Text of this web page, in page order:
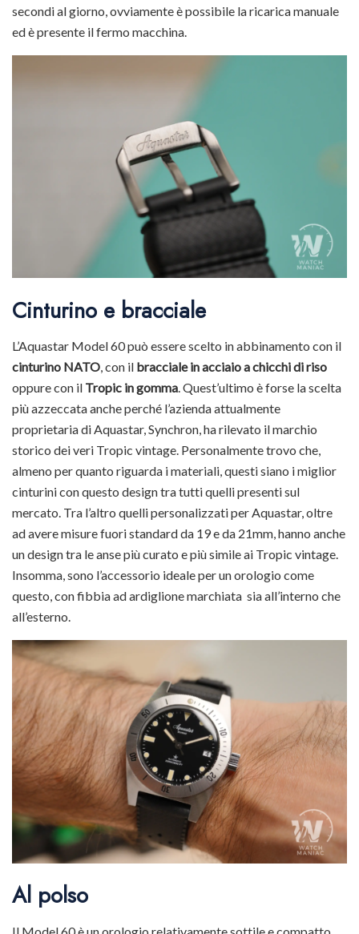
secondi al giorno, ovviamente è possibile la ricarica manuale
ed è presente il fermo macchina.
Cinturino e bracciale
L’Aquastar Model 60 può essere scelto in abbinamento con il
cinturino NATO, con il bracciale in acciaio a chicchi di riso
oppure con il Tropic in gomma. Quest’ultimo è forse la scelta
più azzeccata anche perché l’azienda attualmente
proprietaria di Aquastar, Synchron, ha rilevato il marchio
storico dei veri Tropic vintage. Personalmente trovo che,
almeno per quanto riguarda i materiali, questi siano i miglior
cinturini con questo design tra tutti quelli presenti sul
mercato. Tra l’altro quelli personalizzati per Aquastar, oltre
ad avere misure fuori standard da 19 e da 21mm, hanno anche
un design tra le anse più curato e più simile ai Tropic vintage.
Insomma, sono l’accessorio ideale per un orologio come
questo, con fibbia ad ardiglione marchiata sia all’interno che
all’esterno.
Al polso